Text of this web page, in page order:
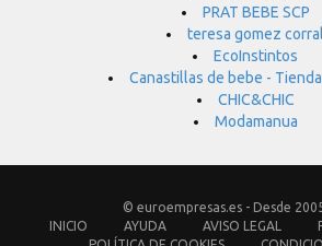
PRAT BEBE SCP
teresa gomez corral
EcoInstintos
Canastillas de bebe -
CHIC&CHIC
Modamanua
© euroempresas.es - Desde
INICIO
AYUDA AVISO LEGAL